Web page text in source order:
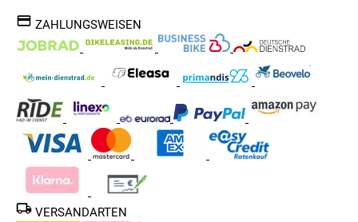
ZAHLUNGSWEISEN
VERSANDARTEN